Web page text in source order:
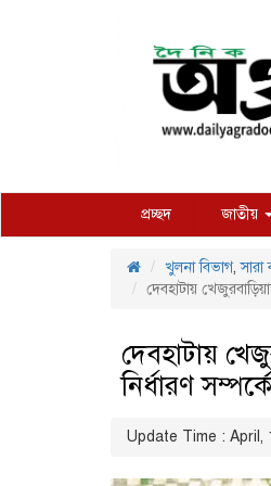
প্রচ্ছদ জাতীয়
খুলনা বিভাগ,সারা
দেবহাটায়
দেবহাটায়
নির্ধারণ
Update Time : April,